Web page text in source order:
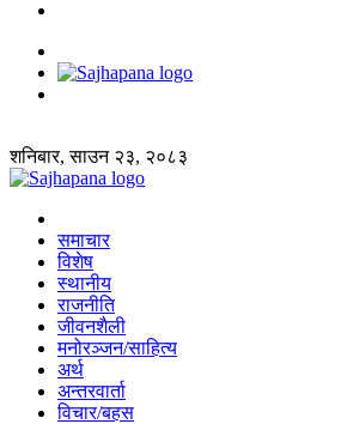
शनिबार, साउन २३, २०८३
समाचार
विशेष
स्थानीय
राजनीति
जीवनशैली
मनोरञ्जन/साहित्य
अर्थ
अन्तरवार्ता
विचार/बहस